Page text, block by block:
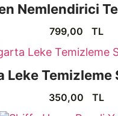
Nemlendirici
799,00 TL
Leke Temizleme
350,00 TL